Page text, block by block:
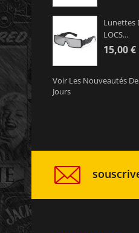
Lunettes
LOCS...
15,00 €
Voir Les Nouveautés
Jours